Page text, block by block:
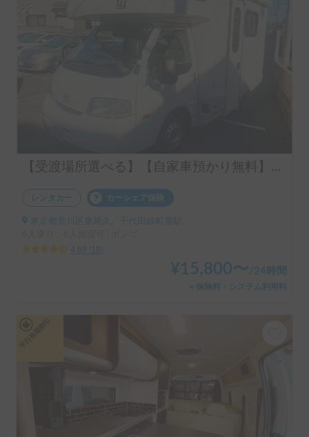
【受渡場所選べる】【自家車預かり無料】！キャブコン００９号
レンタカー カーシェア保険
東京都荒川区東尾久, ' 千代田線町屋駅
4.89
18
¥ 15,800〜 /24時間
＋保険料・システム利用料